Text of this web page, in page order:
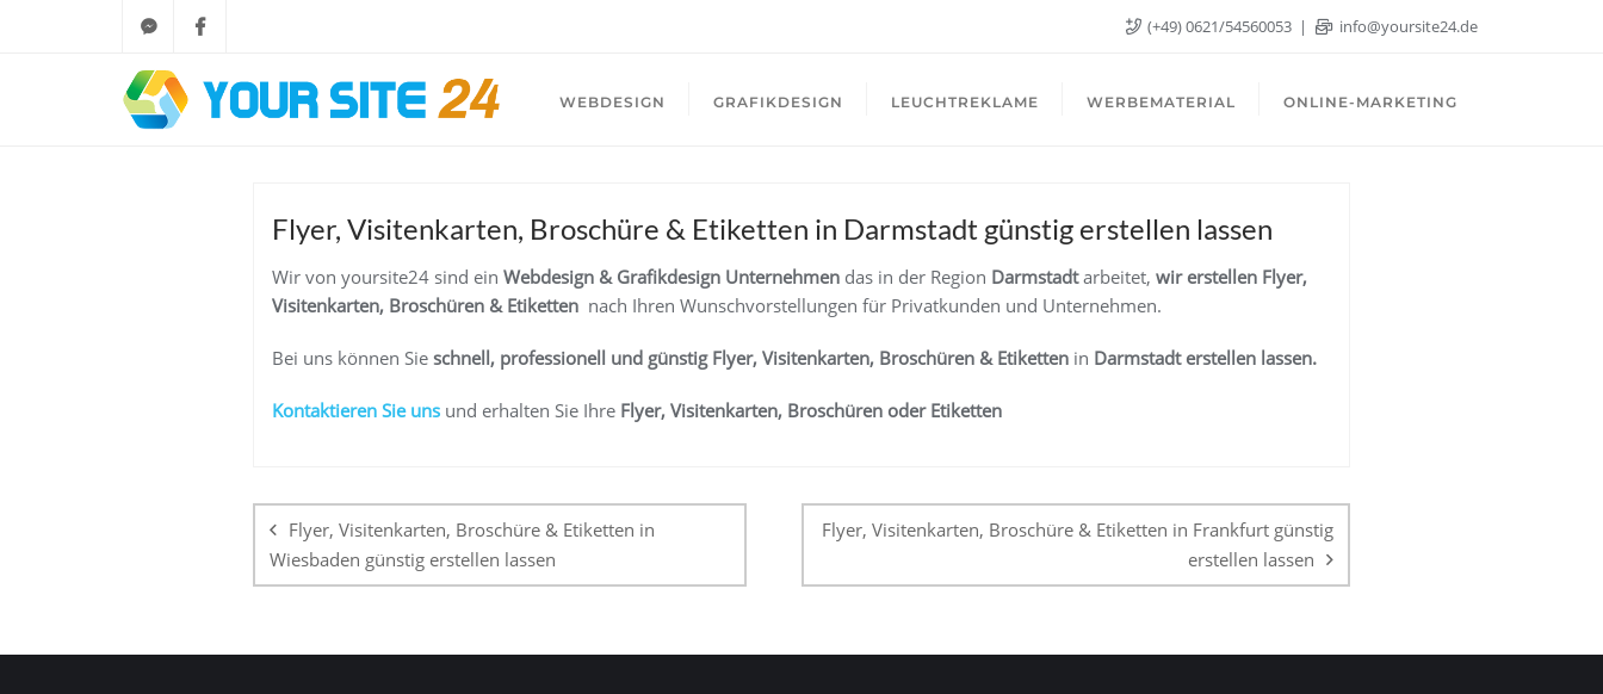
(+49) 0621/54560053 info@yoursite24.de
WEBDESIGN GRAFIKDESIGN LEUCHTREKLAME WERBEMATERIAL ONLINE-MARKETING
Flyer, Visitenkarten, Broschüre & Etiketten in Darmstadt günstig erstellen lassen
Wir von yoursite24 sind ein Webdesign & Grafikdesign Unternehmen das in der Region Darmstadtarbeitet, wir erstellen Flyer,
Visitenkarten, Broschüren & Etiketten nach Ihren Wunschvorstellungen für Privatkunden und Unternehmen.
Bei uns können Sie schnell, professionell und günstig Flyer, Visitenkarten, Broschüren & Etiketten in Darmstadt erstellen lassen.
Kontaktieren Sie uns und erhalten Sie Ihre Flyer, Visitenkarten, Broschüren oder Etiketten
Beitragsnavigation
Flyer, Visitenkarten, Broschüre & Etiketten in
Wiesbaden günstig erstellen lassen
Flyer, Visitenkarten, Broschüre & Etiketten in Frankfurt günstig
erstellen lassen